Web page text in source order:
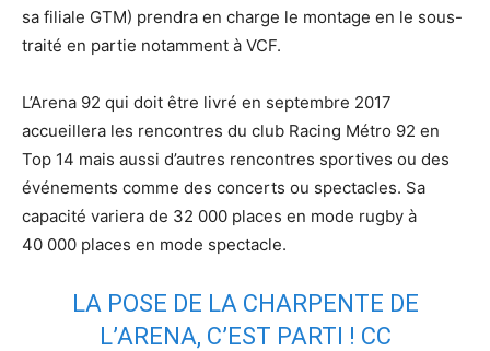
sa filiale GTM) prendra en charge le montage en le sous-
traité en partie notamment à VCF.
L’Arena 92 qui doit être livré en septembre 2017
accueillera les rencontres du club Racing Métro 92 en
Top 14 mais aussi d’autres rencontres sportives ou des
événements comme des concerts ou spectacles. Sa
capacité variera de 32 000 places en mode rugby à
40 000 places en mode spectacle.
LA POSE DE LA CHARPENTE DE
L’ARENA, C’EST PARTI ! CC